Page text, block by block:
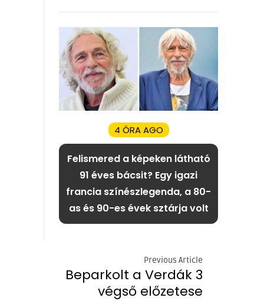
4 ÓRA AGO
Felismered a képeken látható
91 éves bácsit? Egy igazi
francia színészlegenda, a 80-
as és 90-es évek sztárja volt
Previous Article
Beparkolt a Verdák 3
végső előzetese